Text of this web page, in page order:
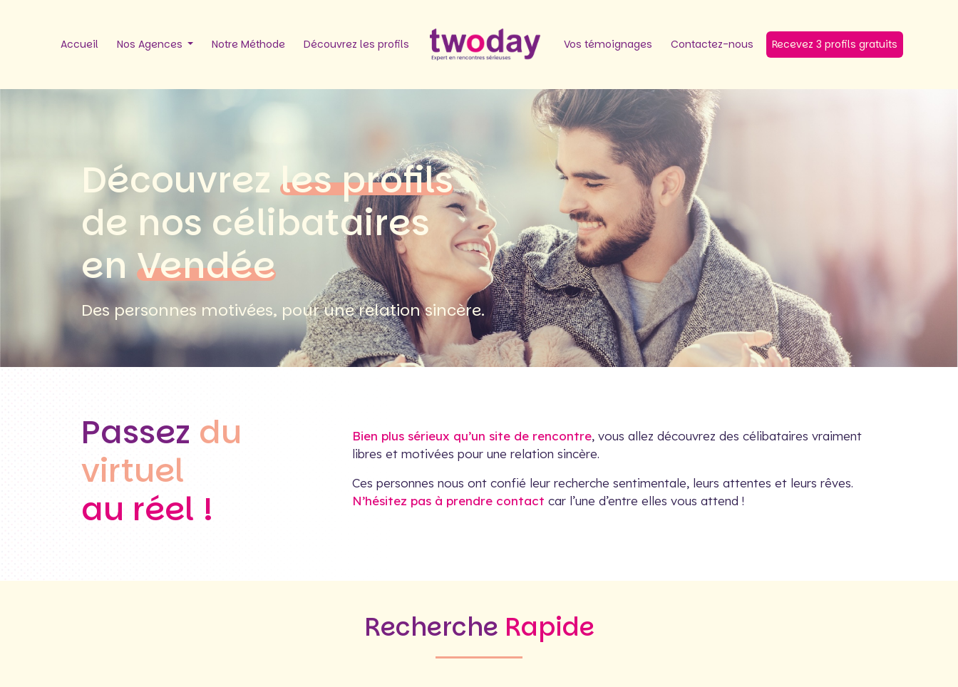
Accueil Nos Agences Notre Méthode Découvrez les profils Vos témoignages Contactez-nous Recevez 3 profils gratuits
Découvrez les profils
de nos célibataires
enVendée
Des personnes motivées, pour une relation sincère.
Passez du
virtuel
au réel !
Bien plus sérieux qu’un site de rencontre, vous allez découvrez des célibataires vraiment
libres et motivées pour une relation sincère.
Ces personnes nous ont confié leur recherche sentimentale, leurs attentes et leurs rêves.
N’hésitez pas à prendre contact car l’une d’entre elles vous attend !
Recherche Rapide